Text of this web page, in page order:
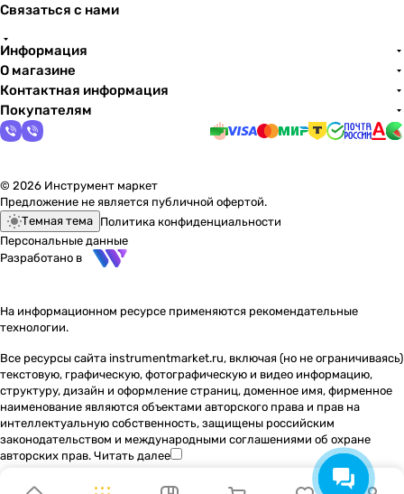
Связаться с нами
Информация
О магазине
Контактная информация
Покупателям
© 2026 Инструмент маркет
Предложение не является публичной офертой.
Темная тема Политика конфиденциальности
Персональные данные
Разработано в
На информационном ресурсе применяются рекомендательные
технологии.
Все ресурсы сайта instrumentmarket.ru, включая (но не ограничиваясь)
текстовую, графическую, фотографическую и видео информацию,
структуру, дизайн и оформление страниц, доменное имя, фирменное
наименование являются объектами авторского права и прав на
интеллектуальную собственность, защищены российским
законодательством и международными соглашениями об охране
авторских прав. Читать далее